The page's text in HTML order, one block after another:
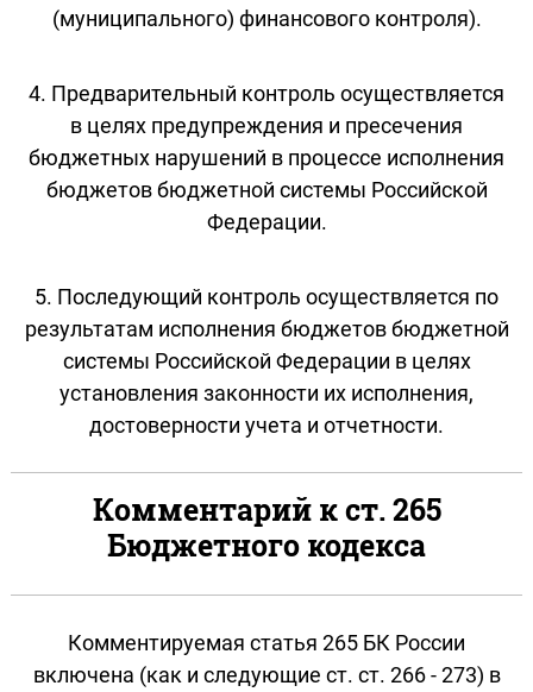
(муниципального) финансового контроля).
4. Предварительный контроль осуществляется
в целях предупреждения и пресечения
бюджетных нарушений в процессе исполнения
бюджетов бюджетной системы Российской
Федерации.
5. Последующий контроль осуществляется по
результатам исполнения бюджетов бюджетной
системы Российской Федерации в целях
установления законности их исполнения,
достоверности учета и отчетности.
Комментарий к ст. 265
Бюджетного кодекса
Комментируемая статья 265 БК России
включена (как и следующие ст. ст. 266 - 273) в